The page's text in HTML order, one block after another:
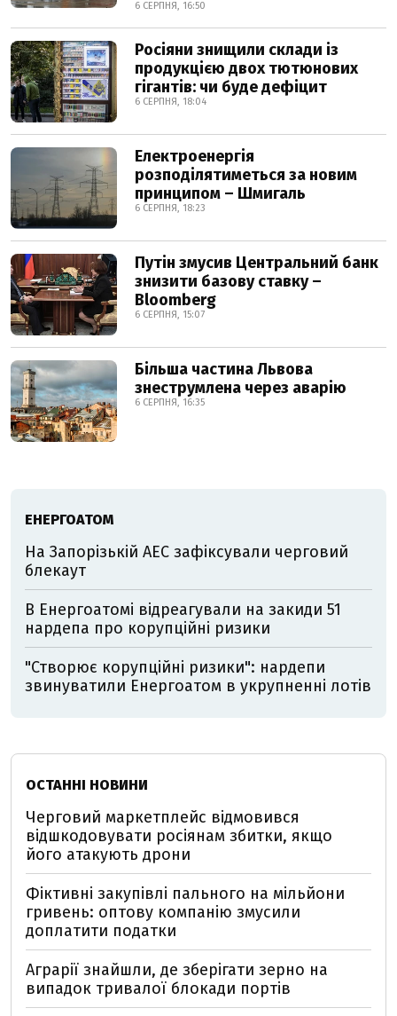
6 СЕРПНЯ, 16:50
Росіяни знищили склади із
продукцією двох тютюнових
гігантів: чи буде дефіцит
6 СЕРПНЯ, 18:04
Електроенергія
розподілятиметься за новим
принципом – Шмигаль
6 СЕРПНЯ, 18:23
Путін змусив Центральний банк
знизити базову ставку –
Bloomberg
6 СЕРПНЯ, 15:07
Більша частина Львова
знеструмлена через аварію
6 СЕРПНЯ, 16:35
ЕНЕРГОАТОМ
На Запорізькій АЕС зафіксували черговий
блекаут
В Енергоатомі відреагували на закиди 51
нардепа про корупційні ризики
"Створює корупційні ризики": нардепи
звинуватили Енергоатом в укрупненні лотів
ОСТАННІ НОВИНИ
Черговий маркетплейс відмовився
відшкодовувати росіянам збитки, якщо
його атакують дрони
Фіктивні закупівлі пального на мільйони
гривень: оптову компанію змусили
доплатити податки
Аграрії знайшли, де зберігати зерно на
випадок тривалої блокади портів